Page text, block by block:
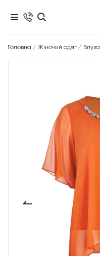
Головна / Жіночий одяг / Блуза